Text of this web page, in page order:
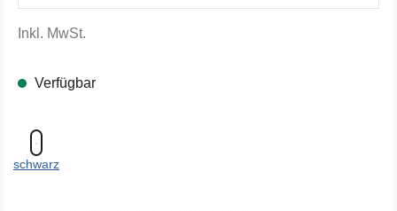
Inkl. MwSt.
Verfügbar
schwarz